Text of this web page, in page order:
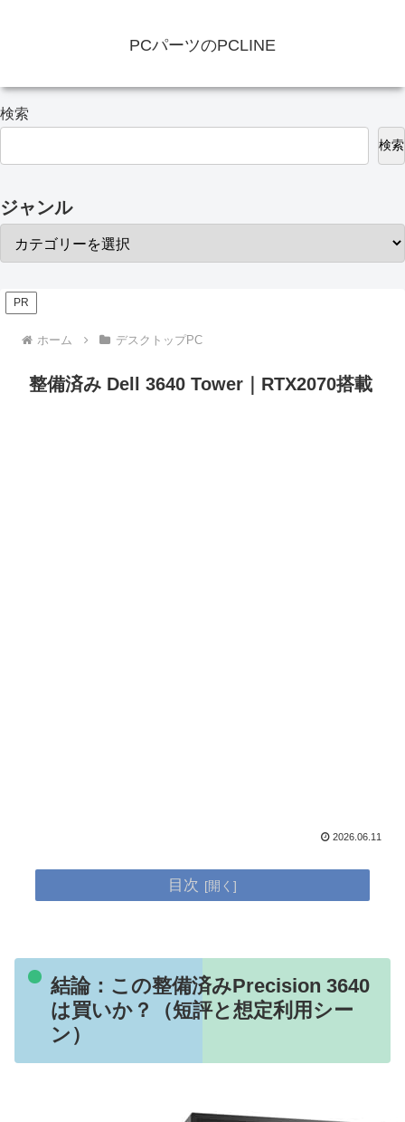
PCパーツのPCLINE
検索
検索
ジャンル
PR
ホーム デスクトップPC
整備済み Dell 3640 Tower｜RTX2070搭載
2026.06.11
目次
結論：この整備済みPrecision 3640
は買いか？（短評と想定利用シー
ン）